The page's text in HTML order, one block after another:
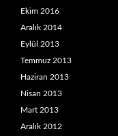
Ekim 2016
Aralık 2014
Eylül 2013
Temmuz 2013
Haziran 2013
Nisan 2013
Mart 2013
Aralık 2012